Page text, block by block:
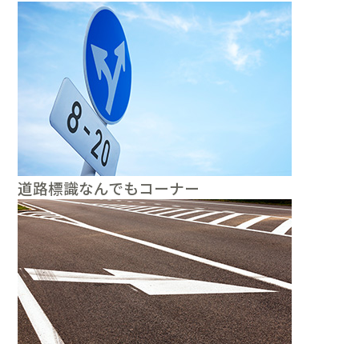
道路標識なんでもコーナー